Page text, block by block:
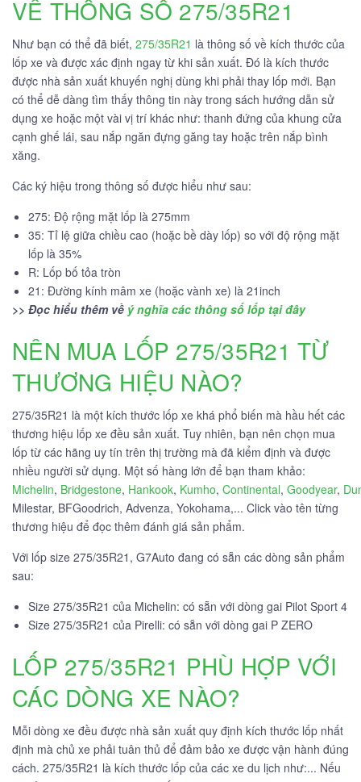
VỀ THÔNG SỐ 275/35R21
Như bạn có thể đã biết, 275/35R21 là thông số về kích thước của
lốp xe và được xác định ngay từ khi sản xuất. Đó là kích thước
được nhà sản xuất khuyến nghị dùng khi phải thay lốp mới. Bạn
có thể dễ dàng tìm thấy thông tin này trong sách hướng dẫn sử
dụng xe hoặc một vài vị trí khác như: thanh đứng của khung cửa
cạnh ghế lái, sau nắp ngăn đựng găng tay hoặc trên nắp bình
xăng.
Các ký hiệu trong thông số được hiểu như sau:
275: Độ rộng mặt lốp là 275mm
35: Tỉ lệ giữa chiều cao (hoặc bề dày lốp) so với độ rộng mặt
lốp là 35%
R: Lốp bố tỏa tròn
21: Đường kính mâm xe (hoặc vành xe) là 21inch
>> Đọc hiểu thêm về ý nghĩa các thông số lốp tại đây
NÊN MUA LỐP 275/35R21 TỪ
THƯƠNG HIỆU NÀO?
275/35R21 là một kích thước lốp xe khá phổ biến mà hầu hết các
thương hiệu lốp xe đều sản xuất. Tuy nhiên, bạn nên chọn mua
lốp từ các hãng uy tín trên thị trường mà đã kiểm định và được
nhiều người sử dụng. Một số hàng lớn để bạn tham khảo:
Michelin, Bridgestone, Hankook, Kumho, Continental, Goodyear,
Milestar, BFGoodrich, Advenza, Yokohama,... Click vào tên từng
thương hiệu để đọc thêm đánh giá sản phẩm.
Với lốp size 275/35R21, G7Auto đang có sẵn các dòng sản phẩm
sau:
Size 275/35R21 của Michelin: có sẵn với dòng gai Pilot Sport 4
Size 275/35R21 của Pirelli: có sẵn với dòng gai P ZERO
LỐP 275/35R21 PHÙ HỢP VỚI
CÁC DÒNG XE NÀO?
Mỗi dòng xe đều được nhà sản xuất quy định kích thước lốp nhất
định mà chủ xe phải tuân thủ để đảm bảo xe được vận hành đúng
cách. 275/35R21 là kích thước lốp của các xe du lịch như:... Nếu